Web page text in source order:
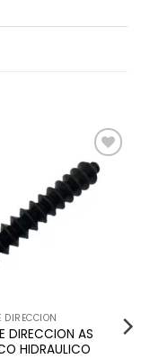
Añadir
a la
lista de
DIRECCION
DIRECCION AS
HIDRAULICO